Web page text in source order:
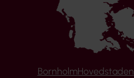
BornholmHovedstaden